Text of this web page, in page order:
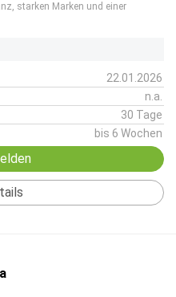
starken Marken und einer
22.01.2026
n.a.
30 Tage
bis 6 Wochen